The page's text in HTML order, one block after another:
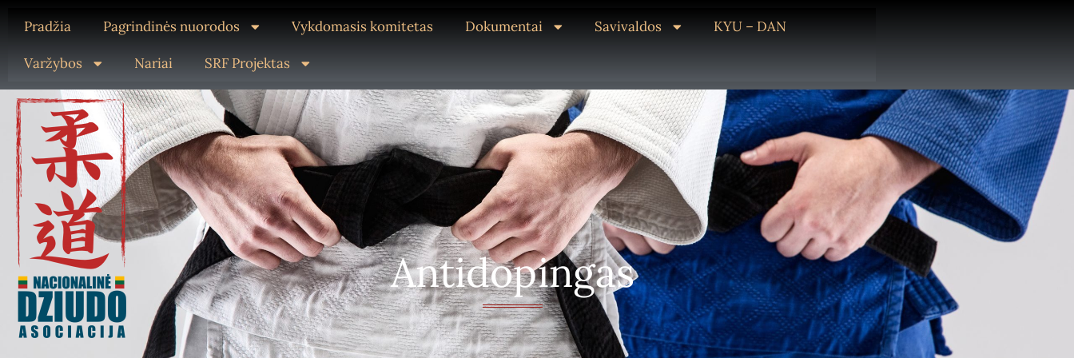
Pradžia Pagrindinės nuorodos Vykdomasis komitetas Dokumentai Savivaldos KYU – DAN
Varžybos Nariai SRF Projektas
Antidopingas